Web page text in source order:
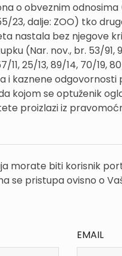
o obveznim odnosima
23, dalje: ZOO) tko
nastala bez njegove
(Nar. nov., br. 53/91,
25/13, 89/14, 70/19,
i kaznene odgovornosti
kojom se optuženik
proizlazi iz
morate biti korisnik
se pristupa ovisno o
EMAIL